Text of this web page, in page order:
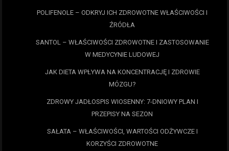
POLIFENOLE – ODKRYJ ICH ZDROWOTNE WŁAŚCIWOŚCI I
ŹRÓDŁA
SANTOL – WŁAŚCIWOŚCI ZDROWOTNE I ZASTOSOWANIE
W MEDYCYNIE LUDOWEJ
JAK DIETA WPŁYWA NA KONCENTRACJĘ I ZDROWIE
MÓZGU?
ZDROWY JADŁOSPIS WIOSENNY: 7-DNIOWY PLAN I
PRZEPISY NA SEZON
SAŁATA – WŁAŚCIWOŚCI, WARTOŚCI ODŻYWCZE I
KORZYŚCI ZDROWOTNE